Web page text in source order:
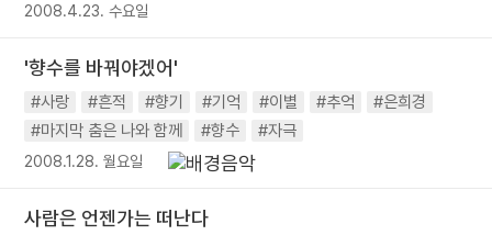
2008.4.23. 수요일
'향수를 바꿔야겠어'
#사랑 #흔적 #향기 #기억 #이별 #추억
#은희경
#마지막 춤은 나와 함께
#향수 #자극
2008.1.28. 월요일
사람은 언젠가는 떠난다